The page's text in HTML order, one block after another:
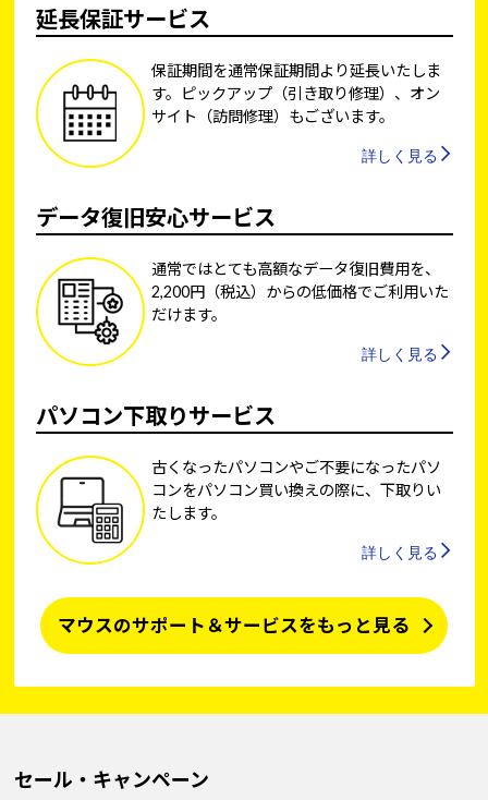
延長保証サービス
保証期間を通常保証期間より延長いたしま
す。ピックアップ（引き取り修理）、オン
サイト（訪問修理）もございます。
詳しく見る
データ復旧安心サービス
通常ではとても高額なデータ復旧費用を、
2,200円（税込）からの低価格でご利用いた
だけます。
詳しく見る
パソコン下取りサービス
古くなったパソコンやご不要になったパソ
コンをパソコン買い換えの際に、下取りい
たします。
詳しく見る
マウスのサポート＆サービスをもっと見る
セール・キャンペーン